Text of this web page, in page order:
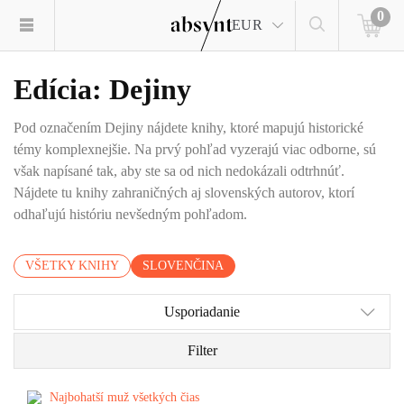
EUR
0
Edícia: Dejiny
Pod označením Dejiny nájdete knihy, ktoré mapujú historické
témy komplexnejšie. Na prvý pohľad vyzerajú viac odborne, sú
však napísané tak, aby ste sa od nich nedokázali odtrhnúť.
Nájdete tu knihy zahraničných aj slovenských autorov, ktorí
odhaľujú históriu nevšedným pohľadom.
VŠETKY KNIHY SLOVENČINA
Usporiadanie
Filter